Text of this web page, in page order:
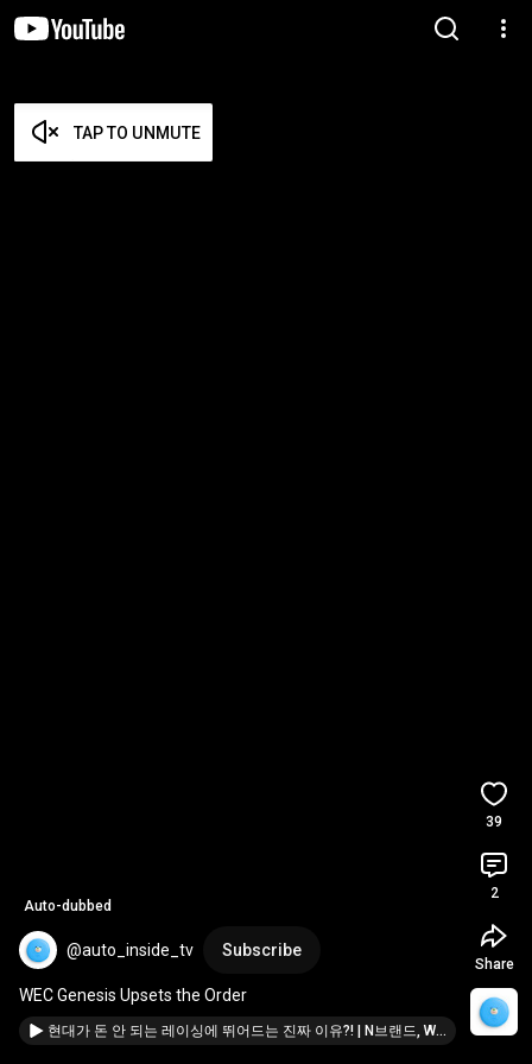
TAP TO UNMUTE
Auto-dubbed
@auto_inside_tv Subscribe
WEC Genesis Upsets the Order
현대가 돈 안 되는 레이싱에 뛰어드는 진짜 이유?! | N브랜드, WEC, WRC, 제네시스 마그마
39
2
Share